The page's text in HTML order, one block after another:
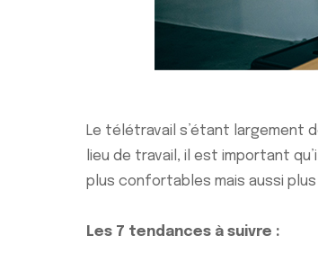
Le télétravail s’étant largement
lieu de travail, il est important
plus confortables mais aussi
Les 7 tendances à suivre :